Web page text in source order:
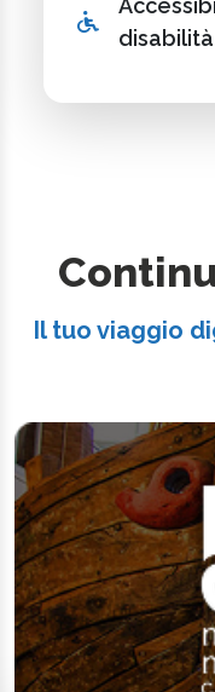
disabilità
Il tuo viaggio